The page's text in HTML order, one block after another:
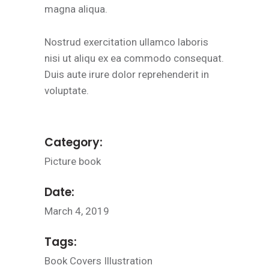
magna aliqua.
Nostrud exercitation ullamco laboris
nisi ut aliqu ex ea commodo consequat.
Duis aute irure dolor reprehenderit in
voluptate.
Category:
Picture book
Date:
March 4, 2019
Tags:
Book Covers Illustration